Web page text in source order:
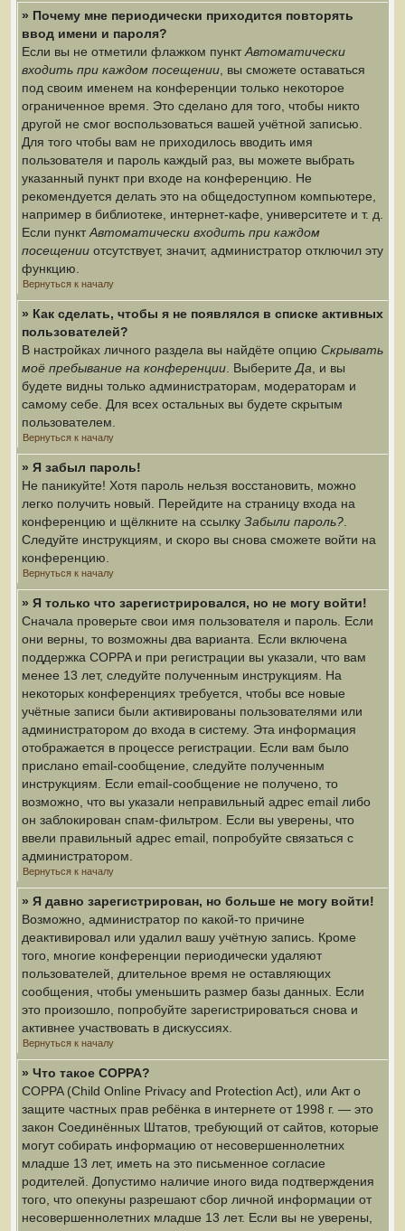
» Почему мне периодически приходится повторять
ввод имени и пароля?
Если вы не отметили флажком пунктАвтоматически
входить при каждом посещении , вы сможете оставаться
под своим именем на конференции только некоторое
ограниченное время. Это сделано для того, чтобы никто
другой не смог воспользоваться вашей учётной записью.
Для того чтобы вам не приходилось вводить имя
пользователя и пароль каждый раз, вы можете выбрать
указанный пункт при входе на конференцию. Не
рекомендуется делать это на общедоступном компьютере,
например в библиотеке, интернет-кафе, университете и т. д.
Если пунктАвтоматически входить при каждом
посещении отсутствует, значит, администратор отключил эту
функцию.
Вернуться к началу
» Как сделать, чтобы я не появлялся в списке активных
пользователей?
В настройках личного раздела вы найдёте опцию Скрывать
моё пребывание на конференции . Выберите Да , и вы
будете видны только администраторам, модераторам и
самому себе. Для всех остальных вы будете скрытым
пользователем.
Вернуться к началу
» Я забыл пароль!
Не паникуйте! Хотя пароль нельзя восстановить, можно
легко получить новый. Перейдите на страницу входа на
конференцию и щёлкните на ссылку Забыли пароль?
Следуйте инструкциям, и скоро вы снова сможете войти на
конференцию.
Вернуться к началу
» Я только что зарегистрировался, но не могу войти!
Сначала проверьте свои имя пользователя и пароль. Если
они верны, то возможны два варианта. Если включена
поддержка COPPA и при регистрации вы указали, что вам
менее 13 лет, следуйте полученным инструкциям. На
некоторых конференциях требуется, чтобы все новые
учётные записи были активированы пользователями или
администратором до входа в систему. Эта информация
отображается в процессе регистрации. Если вам было
прислано email-сообщение, следуйте полученным
инструкциям. Если email-сообщение не получено, то
возможно, что вы указали неправильный адрес email либо
он заблокирован спам-фильтром. Если вы уверены, что
ввели правильный адрес email, попробуйте связаться с
администратором.
Вернуться к началу
» Я давно зарегистрирован, но больше не могу войти!
Возможно, администратор по какой-то причине
деактивировал или удалил вашу учётную запись. Кроме
того, многие конференции периодически удаляют
пользователей, длительное время не оставляющих
сообщения, чтобы уменьшить размер базы данных. Если
это произошло, попробуйте зарегистрироваться снова и
активнее участвовать в дискуссиях.
Вернуться к началу
» Что такое COPPA?
COPPA (Child Online Privacy and Protection Act), или Акт о
защите частных прав ребёнка в интернете от 1998 г. — это
закон Соединённых Штатов, требующий от сайтов, которые
могут собирать информацию от несовершеннолетних
младше 13 лет, иметь на это письменное согласие
родителей. Допустимо наличие иного вида подтверждения
того, что опекуны разрешают сбор личной информации от
несовершеннолетних младше 13 лет. Если вы не уверены,